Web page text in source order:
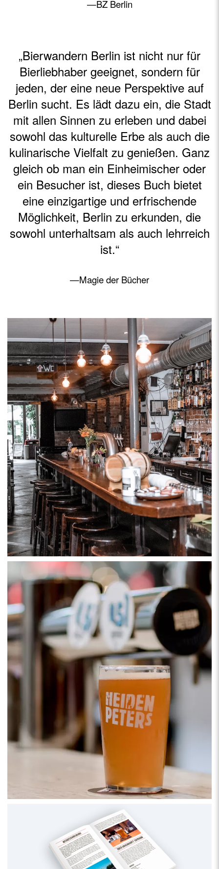
—BZ Berlin
„Bierwandern Berlin ist nicht nur für
Bierliebhaber geeignet, sondern für
jeden, der eine neue Perspektive auf
Berlin sucht. Es lädt dazu ein, die Stadt
mit allen Sinnen zu erleben und dabei
sowohl das kulturelle Erbe als auch die
kulinarische Vielfalt zu genießen. Ganz
gleich ob man ein Einheimischer oder
ein Besucher ist, dieses Buch bietet
eine einzigartige und erfrischende
Möglichkeit, Berlin zu erkunden, die
sowohl unterhaltsam als auch lehrreich
ist.“
—Magie der Bücher